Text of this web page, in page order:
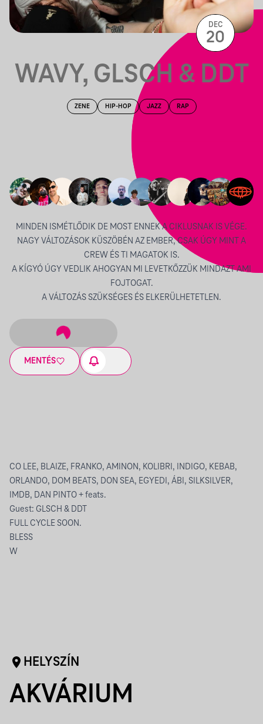
WAVY, GLSCH & DDT
ZENE HIP-HOP JAZZ RAP
MINDEN ISMÉTLŐDIK DE MOST ENNEK A CIKLUSNAK IS VÉGE.
NAGY VÁLTOZÁSOK KÜSZÖBÉN AZ EMBER, CSAK ÚGY MINT A
CREW ÉS TI MAGATOK IS.
A KÍGYÓ ÚGY VEDLIK AHOGYAN MI LEVETKŐZZÜK MINDAZT AMI
FOJTOGAT.
A VÁLTOZÁS SZÜKSÉGES ÉS ELKERÜLHETETLEN.
MENTÉS
DEC
20
CO LEE, BLAIZE, FRANKO, AMINON, KOLIBRI, INDIGO, KEBAB,
ORLANDO, DOM BEATS, DON SEA, EGYEDI, ÁBI, SILKSILVER,
IMDB, DAN PINTO + feats.
Guest: GLSCH & DDT
FULL CYCLE SOON.
BLESS
W
HELYSZÍN
AKVÁRIUM